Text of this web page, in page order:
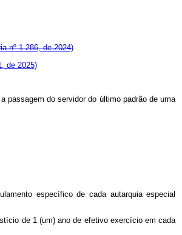
nº 1.286, de 2024)
de 2025)
passagem do servidor do último padrão de uma
específico de cada autarquia especial
de 1 (um) ano de efetivo exercício em cada